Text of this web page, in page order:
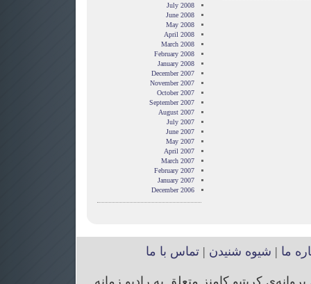
July 2008
June 2008
May 2008
April 2008
March 2008
February 2008
January 2008
December 2007
November 2007
October 2007
September 2007
August 2007
July 2007
June 2007
May 2007
April 2007
March 2007
February 2007
January 2007
December 2006
ما | شیوه شنیدن |تماس با ما
کریتیو کامنز متعلق به رادیو زمانه